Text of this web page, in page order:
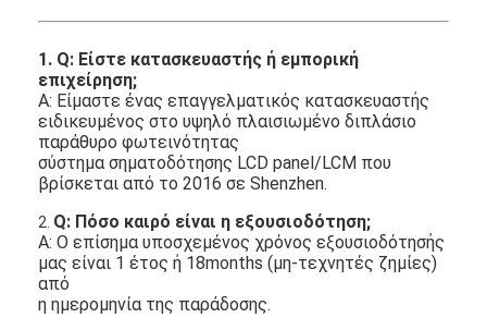
1. Q: Είστε κατασκευαστής ή εμπορική
επιχείρηση;
Α: Είμαστε ένας επαγγελματικός κατασκευαστής
ειδικευμένος στο υψηλό πλαισιωμένο διπλάσιο
παράθυρο φωτεινότητας
σύστημα σηματοδότησης LCD panel/LCM που
βρίσκεται από το 2016 σε Shenzhen.
2. Q: Πόσο καιρό είναι η εξουσιοδότηση;
Α: Ο επίσημα υποσχεμένος χρόνος εξουσιοδότησής
μας είναι 1 έτος ή 18months (μη-τεχνητές ζημίες)
από
η ημερομηνία της παράδοσης.